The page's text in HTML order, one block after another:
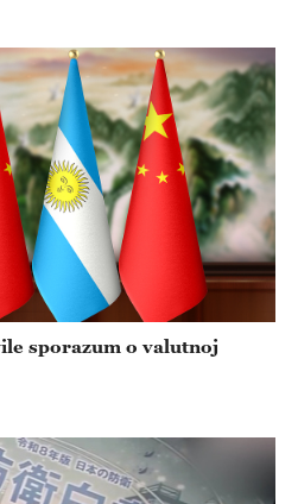
sporazum o valutnoj